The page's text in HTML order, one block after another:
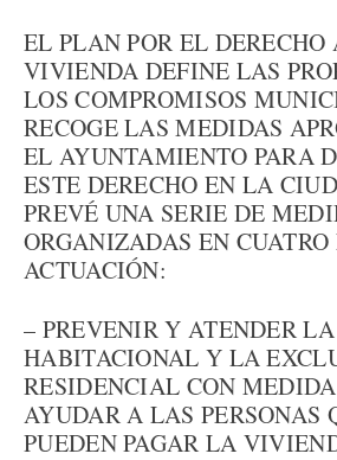
EL PLAN POR EL
VIVIENDA DEFINE LAS
LOS COMPROMISOS
RECOGE LAS MEDIDAS
EL AYUNTAMIENTO PARA
ESTE DERECHO EN LA
PREVÉ UNA SERIE DE
ORGANIZADAS EN CUATRO
ACTUACIÓN:
– PREVENIR Y ATENDER
HABITACIONAL Y LA
RESIDENCIAL CON
AYUDAR A LAS PERSONAS
PUEDEN PAGAR LA